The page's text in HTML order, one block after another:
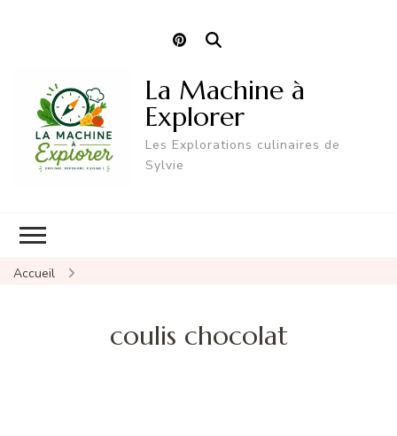
La Machine à
Explorer
Les Explorations culinaires de
Sylvie
Accueil
coulis chocolat